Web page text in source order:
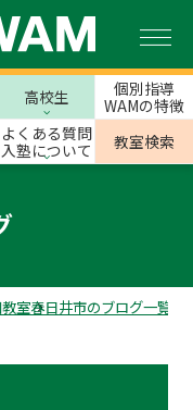
高校生
個別指導
WAMの特徴
よくある質問
入塾について
教室検索
室春日井市のブログ一覧